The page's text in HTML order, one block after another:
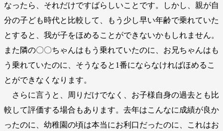
なったら、それだけですばらしいことです。しかし、親が自
分の子ども時代と比較して、もう少し早い年齢で乗れていた
とすると、我が子をほめることができないかもしれません。
また隣の〇〇ちゃんはもう乗れていたのに、お兄ちゃんはも
う乗れていたのに、そうなると1番にならなければほめるこ
とができなくなります。
さらに言うと、周りだけでなく、お子様自身の過去とも比
較して評価する場合もあります。去年はこんなに成績が良か
ったのに、幼稚園の頃は本当にお利口だったのに、これはお